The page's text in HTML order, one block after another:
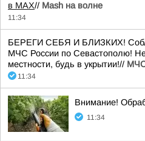
в MAX// Mash на волне
11:34
БЕРЕГИ СЕБЯ И БЛИЗКИХ!
МЧС России по Севастополю!
местности, будь в укрытии!// МЧС
11:34
Внимание!
11:34